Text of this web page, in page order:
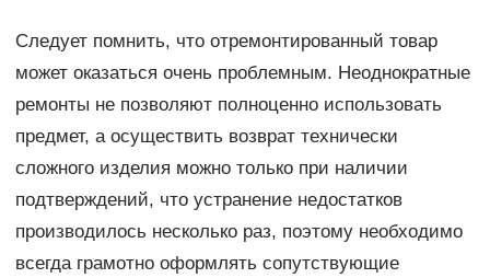
Следует помнить, что отремонтированный товар
может оказаться очень проблемным. Неоднократные
ремонты не позволяют полноценно использовать
предмет, а осуществить возврат технически
сложного изделия можно только при наличии
подтверждений, что устранение недостатков
производилось несколько раз, поэтому необходимо
всегда грамотно оформлять сопутствующие